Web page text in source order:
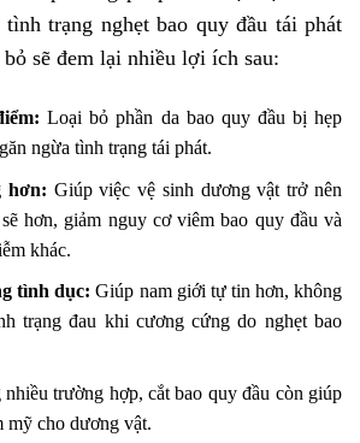
trạng nghẹt bao quy đầu tái phát
sẽ đem lại nhiều lợi ích sau:
Loại bỏ phần da bao quy đầu bị hẹp
ngừa tình trạng tái phát.
hơn: Giúp việc vệ sinh dương vật trở nên
hơn, giảm nguy cơ viêm bao quy đầu và
khác.
tình dục: Giúp nam giới tự tin hơn, không
trạng đau khi cương cứng do nghẹt bao
nhiều trường hợp, cắt bao quy đầu còn giúp
mỹ cho dương vật.